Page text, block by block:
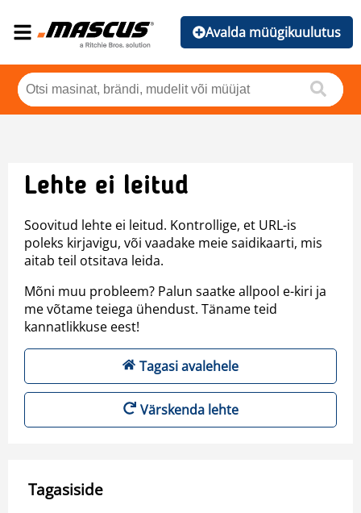
Avalda müügikuulutus
Lehte ei leitud
Soovitud lehte ei leitud. Kontrollige, et URL-is
poleks kirjavigu, või vaadake meie saidikaarti, mis
aitab teil otsitava leida.
Mõni muu probleem? Palun saatke allpool e-kiri ja
me võtame teiega ühendust. Täname teid
kannatlikkuse eest!
Tagasi avalehele
Värskenda lehte
Tagasiside